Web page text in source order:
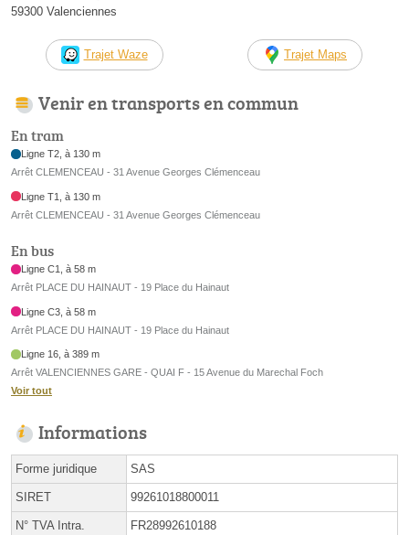
59300 Valenciennes
Trajet Waze Trajet Maps
Venir en transports en commun
En tram
Ligne T2, à 130 m
Arrêt CLEMENCEAU - 31 Avenue Georges Clémenceau
Ligne T1, à 130 m
Arrêt CLEMENCEAU - 31 Avenue Georges Clémenceau
En bus
Ligne C1, à 58 m
Arrêt PLACE DU HAINAUT - 19 Place du Hainaut
Ligne C3, à 58 m
Arrêt PLACE DU HAINAUT - 19 Place du Hainaut
Ligne 16, à 389 m
Arrêt VALENCIENNES GARE - QUAI F - 15 Avenue du Marechal Foch
Voir tout
Informations
Forme juridique SAS
SIRET 99261018800011
N° TVA Intra. FR28992610188